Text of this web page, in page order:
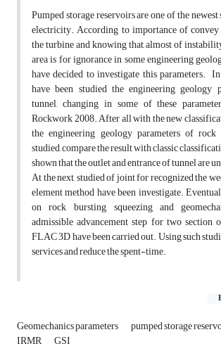
Pumped storage reservoirs are one of the
electricity. According to importance of
the turbine and knowing that, almost of
area is for ignorance in some engineering
have decided to investigate this parameters.
have been studied the engineering geology
tunnel, changing in some of these
Rockwork 2008. After all with the new
the engineering geology parameters of rock
studied, compare the result with classic
shown that the outlet and entrance of tunnel are
At the next, studied of joint for recognized the
element method have been investigate.
on rock bursting, squeezing and
admissible advancement step for two section
FLAC 3D have been carried out. Using such
services and reduce the spent-time.
Geomechanics parameters pumped storage